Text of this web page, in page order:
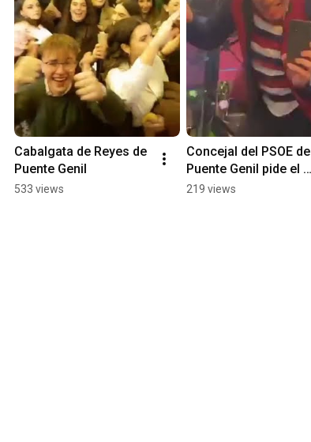
Cabalgata de Reyes de
Puente Genil
533 views
Concejal del PSOE de
Puente Genil pide el
voto en la cabalgata
219 views